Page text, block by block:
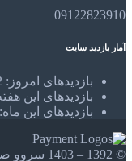
09122823910
آمار بازدید سایت
بازدیدهای امروز:
بازدیدهای این
بازدیدهای این ماه:
© 1392 – 1403 سروو صنعت. کلیه حقوق محفوظ است.